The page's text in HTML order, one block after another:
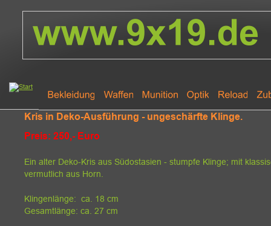
Kris in Deko-Ausführung - ungeschärfte Klinge.
Preis: 250,- Euro
Ein alter Deko-Kris aus Südostasien - stumpfe Klinge; mit
vermutlich aus Horn.
Klingenlänge:  ca. 18 cm
Gesamtlänge: ca. 27 cm